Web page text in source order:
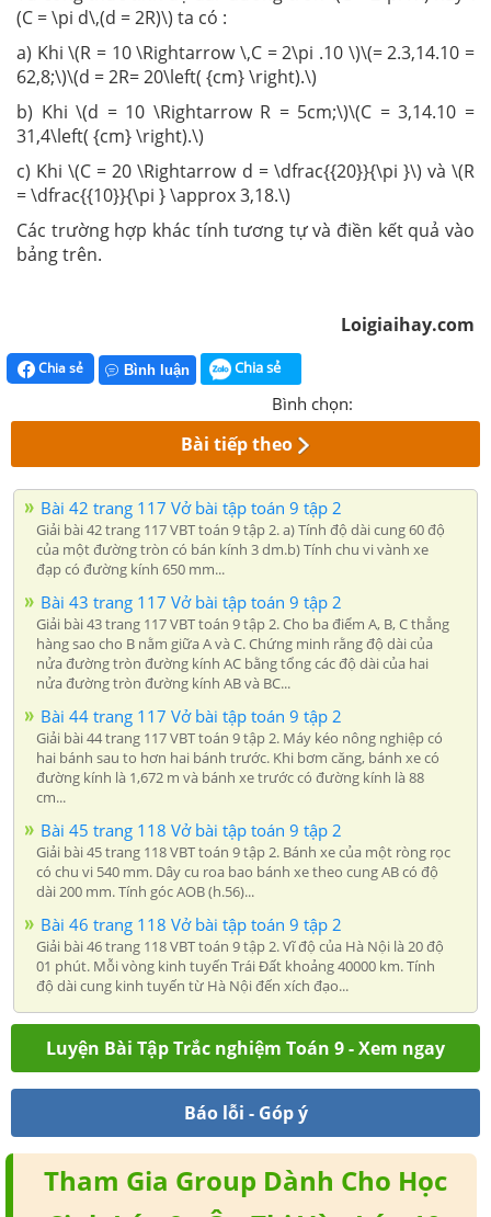
(C = \pi d\,(d = 2R)\) ta có :
a) Khi \(R = 10 \Rightarrow \,C = 2\pi .10 \)\(= 2.3,14.10 =
62,8;\)\(d = 2R= 20\left( {cm} \right).\)
b) Khi \(d = 10 \Rightarrow R = 5cm;\)\(C = 3,14.10 =
31,4\left( {cm} \right).\)
c) Khi \(C = 20 \Rightarrow d = \dfrac{{20}}{\pi }\) và \(R
= \dfrac{{10}}{\pi } \approx 3,18.\)
Các trường hợp khác tính tương tự và điền kết quả vào
bảng trên.
Loigiaihay.com
Chia sẻ Bình luận Chia sẻ
Bình chọn:
Bài tiếp theo
Bài 42 trang 117 Vở bài tập toán 9 tập 2
Giải bài 42 trang 117 VBT toán 9 tập 2. a) Tính độ dài cung 60 độ
của một đường tròn có bán kính 3 dm.b) Tính chu vi vành xe
đạp có đường kính 650 mm...
Bài 43 trang 117 Vở bài tập toán 9 tập 2
Giải bài 43 trang 117 VBT toán 9 tập 2. Cho ba điểm A, B, C thẳng
hàng sao cho B nằm giữa A và C. Chứng minh rằng độ dài của
nửa đường tròn đường kính AC bằng tổng các độ dài của hai
nửa đường tròn đường kính AB và BC...
Bài 44 trang 117 Vở bài tập toán 9 tập 2
Giải bài 44 trang 117 VBT toán 9 tập 2. Máy kéo nông nghiệp có
hai bánh sau to hơn hai bánh trước. Khi bơm căng, bánh xe có
đường kính là 1,672 m và bánh xe trước có đường kính là 88
cm...
Bài 45 trang 118 Vở bài tập toán 9 tập 2
Giải bài 45 trang 118 VBT toán 9 tập 2. Bánh xe của một ròng rọc
có chu vi 540 mm. Dây cu roa bao bánh xe theo cung AB có độ
dài 200 mm. Tính góc AOB (h.56)...
Bài 46 trang 118 Vở bài tập toán 9 tập 2
Giải bài 46 trang 118 VBT toán 9 tập 2. Vĩ độ của Hà Nội là 20 độ
01 phút. Mỗi vòng kinh tuyến Trái Đất khoảng 40000 km. Tính
độ dài cung kinh tuyến từ Hà Nội đến xích đạo...
Luyện Bài Tập Trắc nghiệm Toán 9 - Xem ngay
Báo lỗi - Góp ý
Tham Gia Group Dành Cho Học